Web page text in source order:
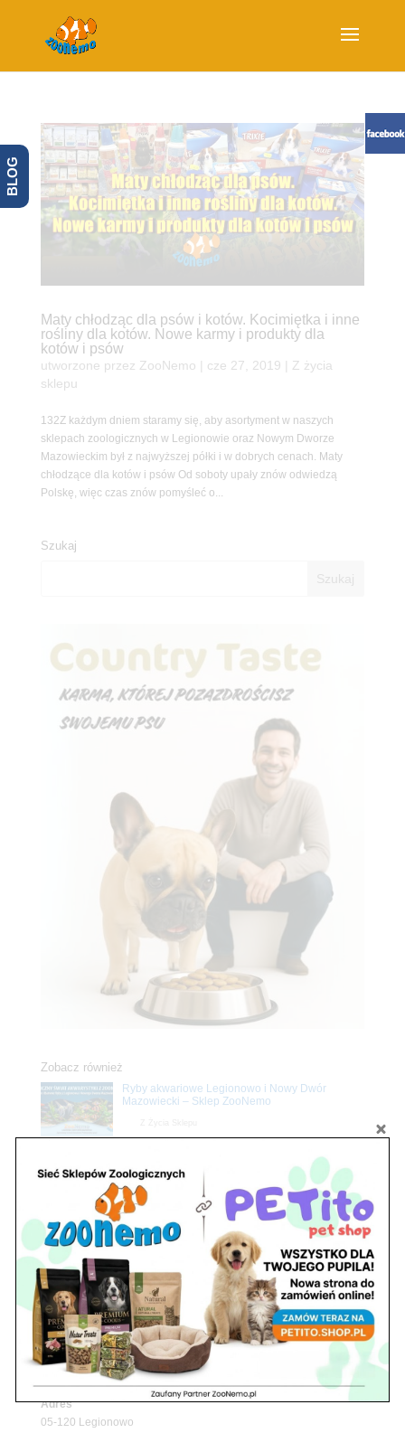
Maty chłodząc dla psów i kotów. Kocimiętka i inne
rośliny dla kotów. Nowe karmy i produkty dla
kotów i psów
utworzone przez ZooNemo cze 27, 2019
Z życia
sklepu
132Z każdym dniem staramy się, aby asortyment w naszych
sklepach zoologicznych w Legionowie oraz Nowym Dworze
Mazowieckim był z najwyższej półki i w dobrych cenach. Maty
chłodzące dla kotów i psów Od soboty upały znów odwiedzą
Polskę, więc czas znów pomyśleć o...
Szukaj
Zobacz również
Ryby akwariowe Legionowo i Nowy Dwór
Mazowiecki – Sklep ZooNemo
Z Życia Sklepu
rośliny akwariowe w ZooNemo – Legionowo i
Nowy Dwór Mazowiecki
Upały wracają! Zadbaj o komfort swojego pupila
z matami chłodzącymi ZooNemo
Z Życia Sklepu
Petito Pet Shop – Internetowy Sklep Zoologiczny
Online! Wszystko Dla Twojego Pupila | ZooNemo
Adres
05-120 Legionowo
BLOG